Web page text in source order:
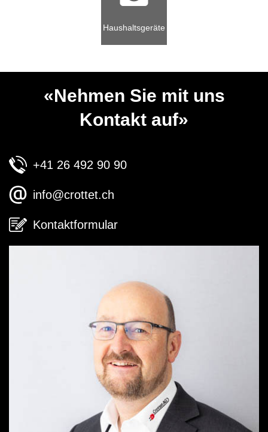
Haushaltsgeräte
«Nehmen Sie mit uns
Kontakt auf»
+41 26 492 90 90
info@crottet.ch
Kontaktformular